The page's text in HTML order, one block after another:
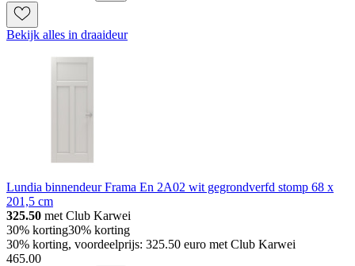
Bekijk alles in draaideur
Lundia binnendeur Frama En 2A02 wit gegrondverfd stomp 68 x
201,5 cm
325.50 met Club Karwei
30% korting30% korting
30% korting, voordeelprijs: 325.50 euro met Club Karwei
465.00